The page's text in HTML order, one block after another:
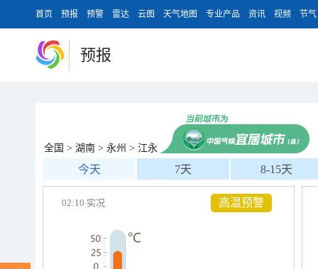
首页 预报 预警 雷达 云图 天气地图 专业产品 资讯 视频 节气
预报
全国 > 湖南 > 永州 > 江永
今天 7天 8-15天
高温预警
02:10 实况